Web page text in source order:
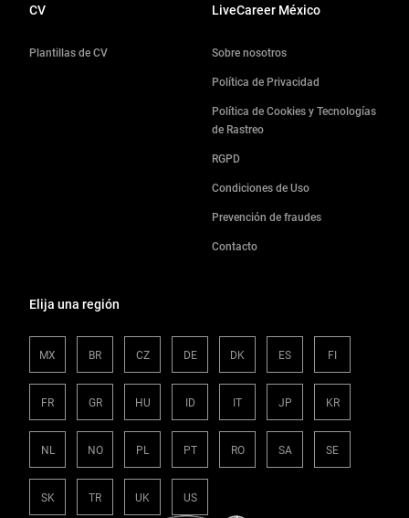
CV
Plantillas de CV
LiveCareer México
Sobre nosotros
Política de Privacidad
Política de Cookies y Tecnologías
de Rastreo
RGPD
Condiciones de Uso
Prevención de fraudes
Contacto
Elija una región
MX BR CZ DE DK ES FI
FR GR HU ID IT JP KR
NL NO PL PT RO SA SE
SK TR UK US